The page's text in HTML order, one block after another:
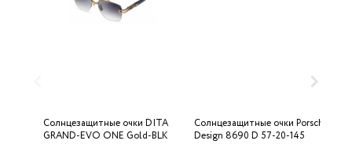
Солнцезащитные очки DITA
GRAND-EVO ONE Gold-BLK
Солнцезащитные очки Porsche
Design 8690 D 57-20-145